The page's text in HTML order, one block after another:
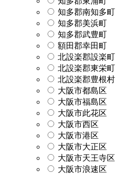
知多郡南知多町
知多郡美浜町
知多郡武豊町
額田郡幸田町
北設楽郡設楽町
北設楽郡東栄町
北設楽郡豊根村
大阪市都島区
大阪市福島区
大阪市此花区
大阪市西区
大阪市港区
大阪市大正区
大阪市天王寺区
大阪市浪速区